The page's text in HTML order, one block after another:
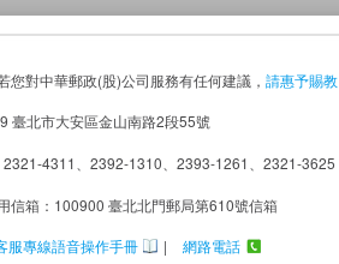
您對中華郵政(股)公司服務有任何建議， 請惠予賜教
臺北市大安區金山南路2段55號
2321-4311、2392-1310、2393-1261、2321-3625
信箱：100900 臺北北門郵局第610號信箱
服專線語音操作手冊 | 網路電話